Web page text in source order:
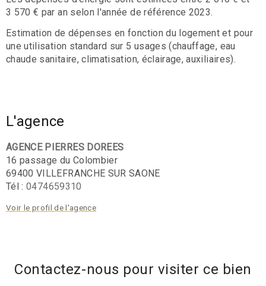
3 570 € par an selon l'année de référence 2023.
Estimation de dépenses en fonction du logement et pour
une utilisation standard sur 5 usages (chauffage, eau
chaude sanitaire, climatisation, éclairage, auxiliaires).
L'agence
AGENCE PIERRES DOREES
16 passage du Colombier
69400 VILLEFRANCHE SUR SAONE
Tél :0474659310
Voir le profil de l'agence
Contactez-nous pour visiter ce bien